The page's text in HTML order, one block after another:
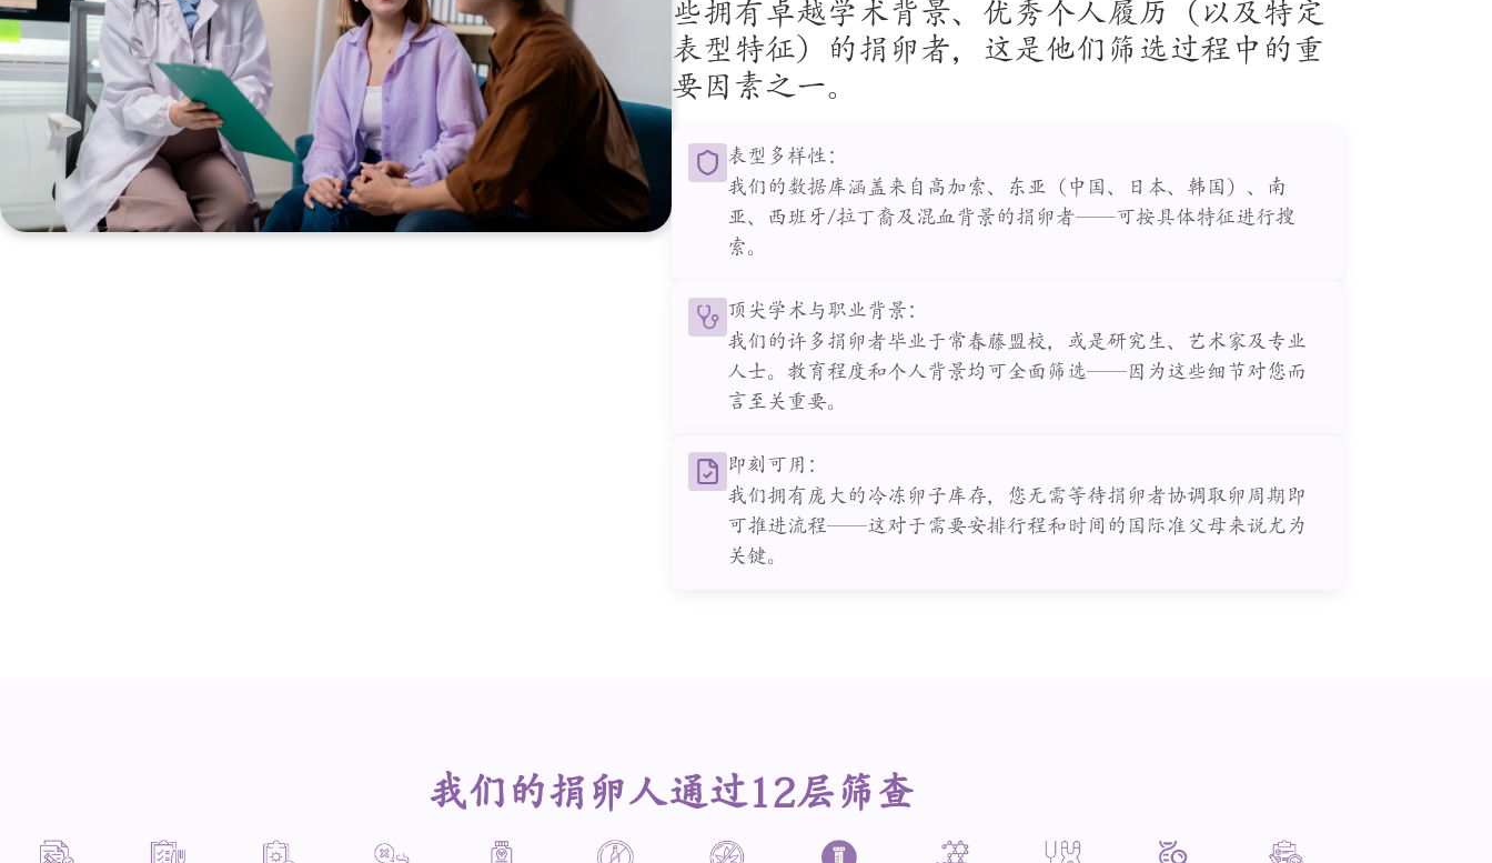
些拥有卓越学术背景、优秀个人履历（以及特定
表型特征）的捐卵者，这是他们筛选过程中的重
要因素之一。
表型多样性：
我们的数据库涵盖来自高加索、东亚（中国、日本、韩国）、南
亚、西班牙/拉丁裔及混血背景的捐卵者——可按具体特征进行搜
索。
顶尖学术与职业背景：
我们的许多捐卵者毕业于常春藤盟校，或是研究生、艺术家及专业
人士。教育程度和个人背景均可全面筛选——因为这些细节对您而
言至关重要。
即刻可用：
我们拥有庞大的冷冻卵子库存，您无需等待捐卵者协调取卵周期即
可推进流程——这对于需要安排行程和时间的国际准父母来说尤为
关键。
我们的捐卵人通过12层筛查